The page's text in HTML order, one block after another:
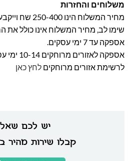
יש לכם
קבלו שירות מהיר
משלוחים והחזרות
מחיר המשלוח הינו 250-400 שח וייקבע על פי אזור מגוריכם.
שימו לב, מחיר המשלוח אינו כולל את
אספקה עד 7 ימי עסקים.
אספקה לאזורים מרוחקים 10-14 ימי עסקים
לרשימת אזורים מרוחקים לחץ כאן